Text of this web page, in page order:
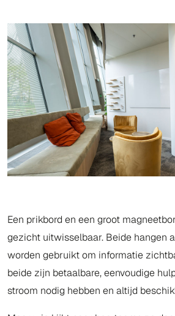
Een prikbord en een groot
gezicht uitwisselbaar. Beide hangen
worden gebruikt om informatie
beide zijn betaalbare, eenvoudige
stroom nodig hebben en altijd